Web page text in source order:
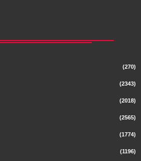
(270)
(2343)
(2018)
(2565)
(1774)
(1196)